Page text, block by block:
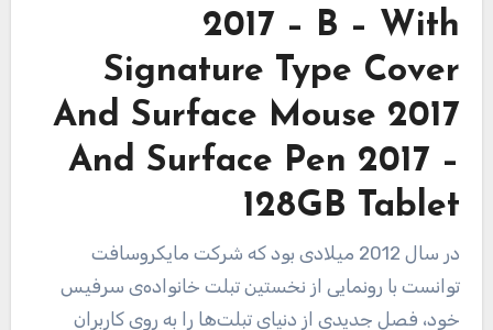
2017 – B – With
Signature Type Cover
And Surface Mouse 2017
And Surface Pen 2017 –
128GB Tablet
در سال 2012 میلادی بود که شرکت مایکروسافت
توانست با رونمایی از نخستین تبلت خانواده‌ی سرفیس
خود، فصل جدیدی از دنیای تبلت‌ها را به روی کاربران